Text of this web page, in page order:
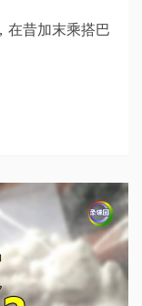
在昔加末乘搭巴